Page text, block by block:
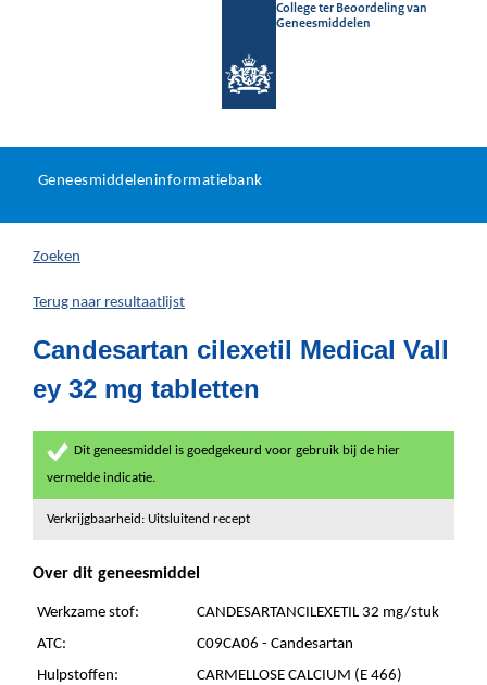
College ter Beoordeling van
Geneesmiddelen
U
hier:
Geneesmiddeleninformatiebank
Zoeken
Terug naar resultaatlijst
Candesartan cilexetil Medical Vall
ey 32 mg tabletten
Dit geneesmiddel is goedgekeurd voor gebruik bij de hier
vermelde indicatie.
Verkrijgbaarheid: Uitsluitend recept
Over dit geneesmiddel
Werkzame stof:
CANDESARTANCILEXETIL 32 mg/stuk
ATC:
C09CA06 - Candesartan
Hulpstoffen:
CARMELLOSE CALCIUM (E 466)